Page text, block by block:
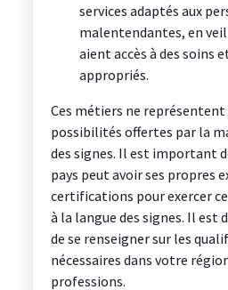
services adaptés aux
malentendantes, en
aient accès à des soins
appropriés.
Ces métiers ne représentent
possibilités offertes par la
des signes. Il est important
pays peut avoir ses propres
certifications pour exercer
à la langue des signes. Il est
de se renseigner sur les
nécessaires dans votre
professions.